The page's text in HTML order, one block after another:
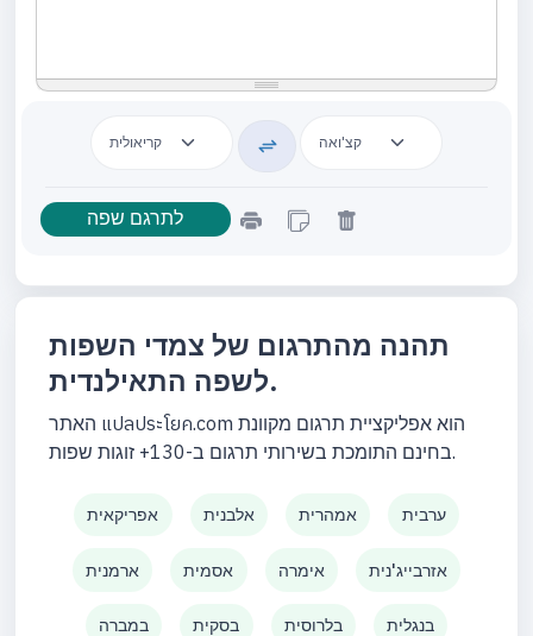
תהנה מהתרגום של צמדי השפות
לשפה התאילנדית.
האתר แปลประโยค.com הוא אפליקציית תרגום מקוונת
בחינם התומכת בשירותי תרגום ב-130+ זוגות שפות.
אפריקאית אלבנית אמהרית ערבית
ארמנית אסמית אימרה אזרבייג'נית
במברה בסקית בלרוסית בנגלית